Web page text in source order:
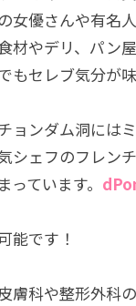
女優さんや有名
材やデリ、パン
もセレブ気分が味
ョンダム洞には
シェフのフレン
ています。
能です！
膚科や整形外科